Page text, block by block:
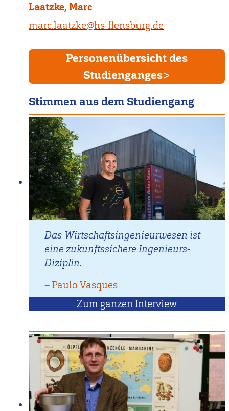
Laatzke, Marc
marc.laatzke@hs-flensburg.de
Personenübersicht des
Studienganges
Stimmen aus dem Studiengang
Das Wirtschaftsingenieurwesen ist
eine zukunftssichere Ingenieurs-
Diziplin.
– Zitat
von
Paulo Vasques
Zum ganzen Interview
Vasques